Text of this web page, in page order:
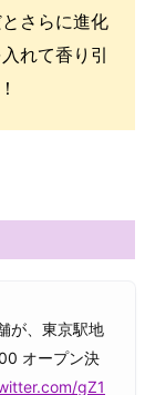
さらに進化
れて香り引
が、東京駅地
オープン決
gZ1